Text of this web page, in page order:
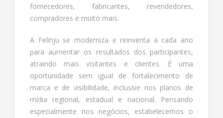
fornecedores, fabricantes, revendedores,
compradores e muito mais.
A Felinju se moderniza e reinventa a cada ano
para aumentar os resultados dos participantes,
atraindo mais visitantes e clientes. É uma
oportunidade sem igual de fortalecimento de
marca e de visibilidade, inclusive nos planos de
mídia regional, estadual e nacional. Pensando
especialmente nos negócios, estabelecemos o